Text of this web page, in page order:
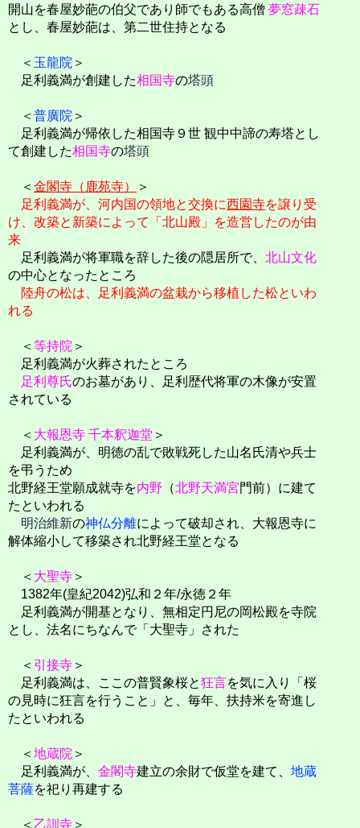
開山を春屋妙葩の伯父であり師でもある高僧 夢窓疎石
とし、春屋妙葩は、第二世住持となる
＜ 玉龍院 ＞
足利義満が創建した相国寺の塔頭
＜ 普廣院 ＞
足利義満が帰依した相国寺９世 観中中諦の寿塔とし
て創建した相国寺の塔頭
＜ 金閣寺（鹿苑寺）
＞
足利義満が、河内国の領地と交換に西園寺を譲り受
け、改築と新築によって「北山殿」を造営したのが由
来
足利義満が将軍職を辞した後の隠居所で、 北山文化
の中心となったところ
陸舟の松は、足利義満の盆栽から移植した松といわ
れる
＜ 等持院 ＞
足利義満が火葬されたところ
足利尊氏のお墓があり、足利歴代将軍の木像が安置
されている
＜ 大報恩寺 千本釈迦堂 ＞
足利義満が、明徳の乱で敗戦死した山名氏清や兵士
を弔うため
北野経王堂願成就寺を内野 （北野天満宮門前）に建て
たといわれる
明治維新の神仏分離によって破却され、大報恩寺に
解体縮小して移築され北野経王堂となる
＜ 大聖寺 ＞
1382年(皇紀2042)弘和２年/永徳２年
足利義満が開基となり、無相定円尼の岡松殿を寺院
とし、法名にちなんで「大聖寺」された
＜ 引接寺 ＞
足利義満は、ここの普賢象桜と狂言を気に入り「桜
の見時に狂言を行うこと」と、毎年、扶持米を寄進し
たといわれる
＜ 地蔵院 ＞
足利義満が、 金閣寺建立の余財で仮堂を建て、 地蔵
菩薩を祀り再建する
＜ 乙訓寺 ＞